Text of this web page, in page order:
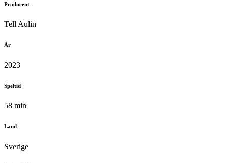
Producent
Tell Aulin
År
2023
Speltid
58 min
Land
Sverige